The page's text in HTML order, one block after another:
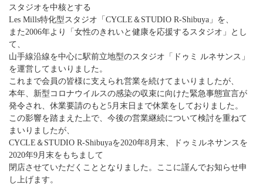
スタジオを中核とする
Les Mills特化型スタジオ「CYCLE＆STUDIO R-Shibuya」を、
また2006年より「女性のきれいと健康を応援するスタジオ」とし
て、
山手線沿線を中心に駅前立地型のスタジオ「ドゥミ ルネサンス」
を運営してまいりました。
これまで会員の皆様に支えられ営業を続けてまいりましたが、
本年、新型コロナウイルスの感染の収束に向けた緊急事態宣言が
発令され、休業要請のもと5月末日まで休業をしておりました。
この影響を踏まえた上で、今後の営業継続について検討を重ねて
まいりましたが、
CYCLE＆STUDIO R-Shibuyaを2020年8月末、ドゥミルネサンスを
2020年9月末をもちまして
閉店させていただくこととなりました。ここに謹んでお知らせ申
し上げます。